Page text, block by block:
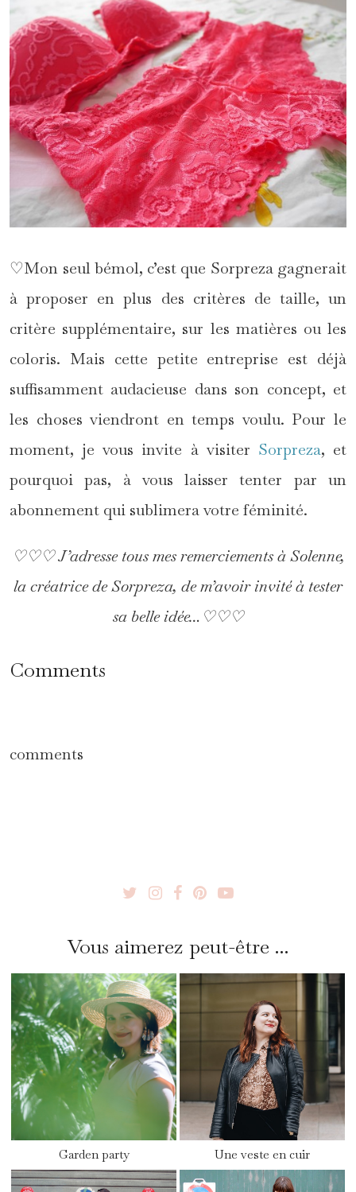
♡Mon seul bémol, c’est que Sorpreza gagnerait
à proposer en plus des critères de taille, un
critère supplémentaire, sur les matières ou les
coloris. Mais cette petite entreprise est déjà
suffisamment audacieuse dans son concept, et
les choses viendront en temps voulu. Pour le
moment, je vous invite à visiter Sorpreza, et
pourquoi pas, à vous laisser tenter par un
abonnement qui sublimera votre féminité.
♡♡♡ J’adresse tous mes remerciements à Solenne,
la créatrice de Sorpreza, de m’avoir invité à tester
sa belle idée…♡♡♡
Comments
comments
Vous aimerez peut-être ...
Garden party Une veste en cuir